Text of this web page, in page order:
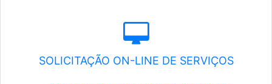
SOLICITAÇÃO ON-LINE DE SERVIÇOS